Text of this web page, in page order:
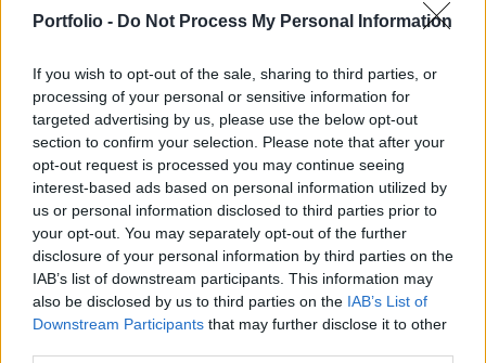
Portfolio - Do Not Process My Personal Information
If you wish to opt-out of the sale, sharing to third parties, or
processing of your personal or sensitive information for
targeted advertising by us, please use the below opt-out
section to confirm your selection. Please note that after your
opt-out request is processed you may continue seeing
interest-based ads based on personal information utilized by
us or personal information disclosed to third parties prior to
your opt-out. You may separately opt-out of the further
disclosure of your personal information by third parties on the
IAB’s list of downstream participants. This information may
also be disclosed by us to third parties on the IAB’s List of
Downstream Participants that may further disclose it to other
Tegnap mindössze négy orosz hajót észleltek a Fekete-
tengeren, a jelentős létszám-növekedésre egyelőre nincs
hivatalos magyarázat. Ukrajna mindössze annyit közölt,
hogy összesen 48 Kalibr-indítóval néznek most szembe és
hogy Oroszország megsértette a nemzetközi hajózási
szabályokat. Nem lenne meglepő, ha valamilyen
nagyszabású támadást indítana az orosz haderő
Odessza...
KEDVES OLVASÓNK!